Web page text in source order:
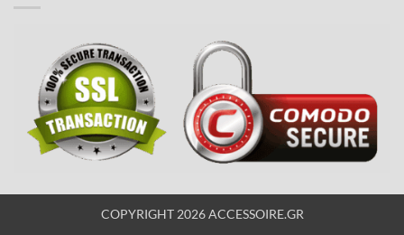
COPYRIGHT 2026 ACCESSOIRE.GR